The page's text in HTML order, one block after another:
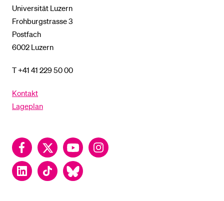
Universität Luzern
Frohburgstrasse 3
Postfach
6002 Luzern
T +41 41 229 50 00
Kontakt
Lageplan
FacebookTwitter YouTubeInstagram
LinkedInTikTok Bluesky